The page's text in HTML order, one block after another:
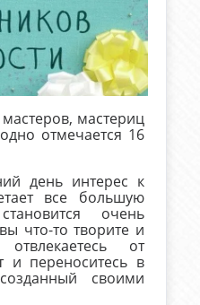
мастериц
отмечается 16
день интерес к
все большую
очень
что-то творите и
от
и переноситесь в
своими